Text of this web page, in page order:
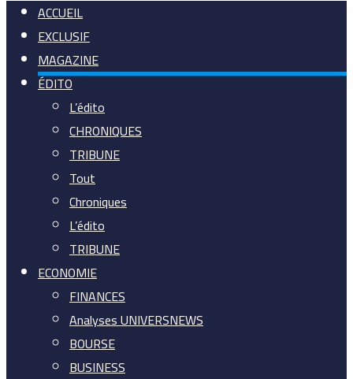
ACCUEIL
EXCLUSIF
MAGAZINE
ÉDITO
L’édito
CHRONIQUES
TRIBUNE
Tout
Chroniques
L’édito
TRIBUNE
ECONOMIE
FINANCES
Analyses UNIVERSNEWS
BOURSE
BUSINESS